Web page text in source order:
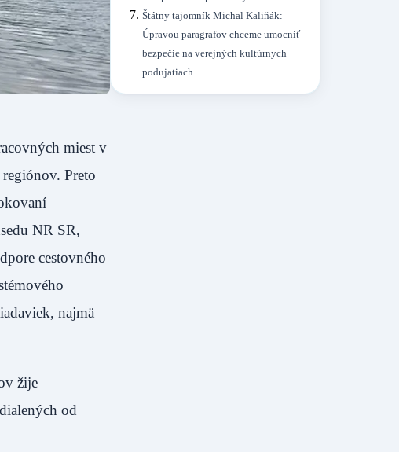
miest v
Preto
NR SR,
cestovného
najmä
žije
od
Štátny tajomník Michal Kaliňák:
Úpravou paragrafov chceme umocniť
bezpečie na verejných kultúrnych
podujatiach